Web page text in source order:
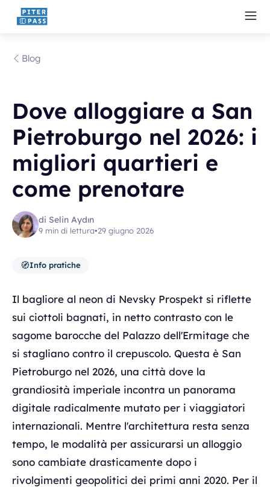
Blog
Dove alloggiare a San
Pietroburgo nel 2026: i
migliori quartieri e
come prenotare
di Selin Aydın
9 min di lettura•29 giugno 2026
🧭Info pratiche
Il bagliore al neon di Nevsky Prospekt si riflette
sui ciottoli bagnati, in netto contrasto con le
sagome barocche del Palazzo dell'Ermitage che
si stagliano contro il crepuscolo. Questa è San
Pietroburgo nel 2026, una città dove la
grandiosità imperiale incontra un panorama
digitale radicalmente mutato per i viaggiatori
internazionali. Mentre l'architettura resta senza
tempo, le modalità per assicurarsi un alloggio
sono cambiate drasticamente dopo i
rivolgimenti geopolitici dei primi anni 2020. Per il